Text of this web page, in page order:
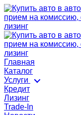
Главная
Каталог
Услуги
Кредит
Лизинг
Trade-In